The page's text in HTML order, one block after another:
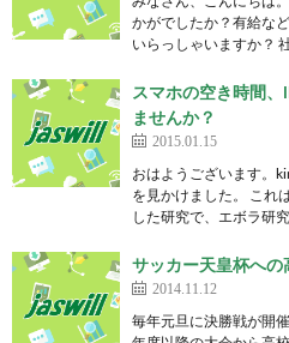
かがでしたか？有給な
いらっしゃいますか？
スマホの空き時間
ませんか？
2015.01.15
おはようございます。
を見かけました。 これ
した研究で、エボラ研
サッカー天皇杯への
2014.11.12
毎年元旦に決勝戦が開